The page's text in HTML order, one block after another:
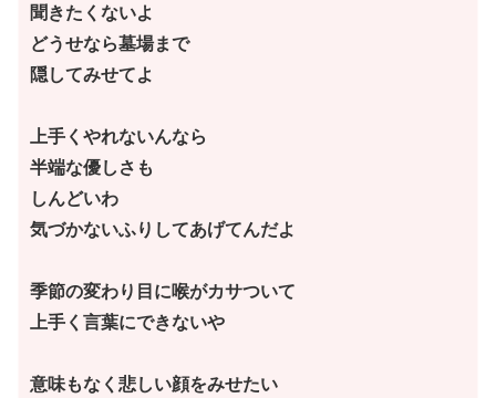
聞きたくないよ
どうせなら墓場まで
隠してみせてよ
上手くやれないんなら
半端な優しさも
しんどいわ
気づかないふりしてあげてんだよ
季節の変わり目に喉がカサついて
上手く言葉にできないや
意味もなく悲しい顔をみせたい